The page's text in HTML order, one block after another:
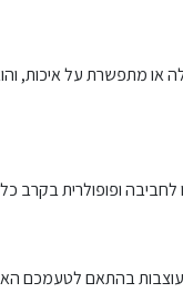
או מתפשרת על איכות,
לחביבה ופופולרית בקרב
בהתאם לטעמכם